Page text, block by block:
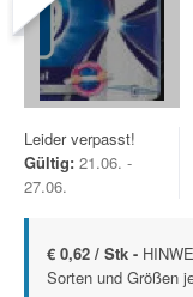
Leider verpasst!
Gültig: 21.06. -
27.06.
€ 0,62 / Stk -
Sorten und Größen